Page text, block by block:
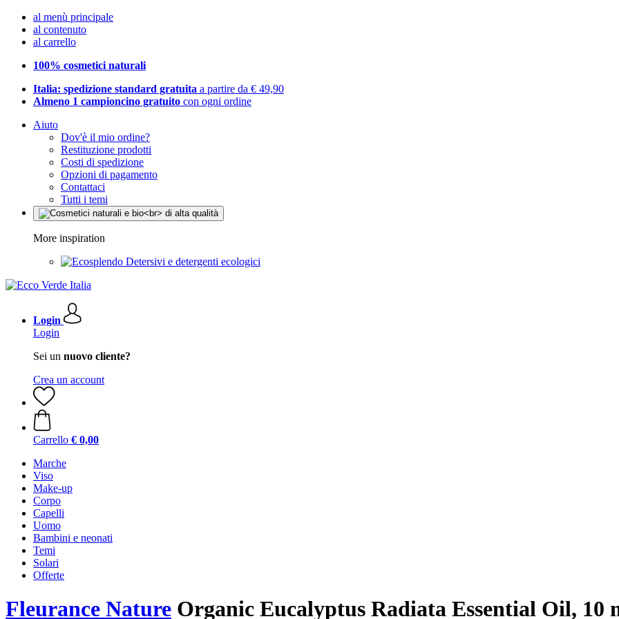
al menù principale
al contenuto
al carrello
100% cosmetici naturali
Italia: spedizione standard gratuita a partire da € 49,90
Almeno 1 campioncino gratuito con ogni ordine
Aiuto
Dov'è il mio ordine?
Restituzione prodotti
Costi di spedizione
Opzioni di pagamento
Contattaci
Tutti i temi
More inspiration
Detersivi e detergenti ecologici
Login
Login
Sei un nuovo cliente?
Crea un account
Carrello € 0,00
Marche
Viso
Make-up
Corpo
Capelli
Uomo
Bambini e neonati
Temi
Solari
Offerte
Fleurance Nature Organic Eucalyptus Radiata Essential Oil, 10